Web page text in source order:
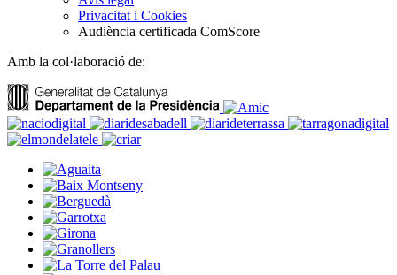
Privacitat i Cookies
Audiència certificada ComScore
Amb la col·laboració de: